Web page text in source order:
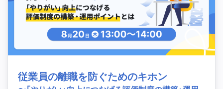
従業員の離職を防ぐためのキホン